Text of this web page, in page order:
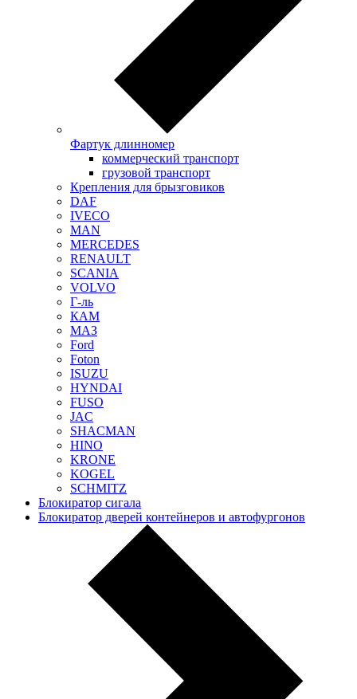
Фартук длинномер
коммерческий транспорт
грузовой транспорт
Крепления для брызговиков
DAF
IVECO
MAN
MERCEDES
RENAULT
SCANIA
VOLVO
Г-ль
КАМ
МАЗ
Ford
Foton
ISUZU
HYNDAI
FUSO
JAC
SHACMAN
HINO
KRONE
KOGEL
SCHMITZ
Блокиратор сигала
Блокиратор дверей контейнеров и автофургонов